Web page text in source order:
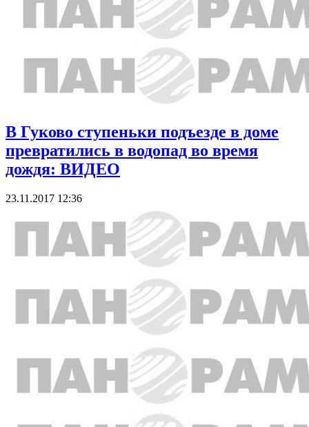
В Гуково ступеньки подъезде в доме
превратились в водопад во время
дождя: ВИДЕО
23.11.2017 12:36